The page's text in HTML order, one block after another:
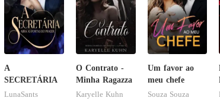
A
SECRETÁRIA
LunaSants
O Contrato -
Minha Ragazza
Karyelle Kuhn
Um favor ao
meu chefe
Souza Souza